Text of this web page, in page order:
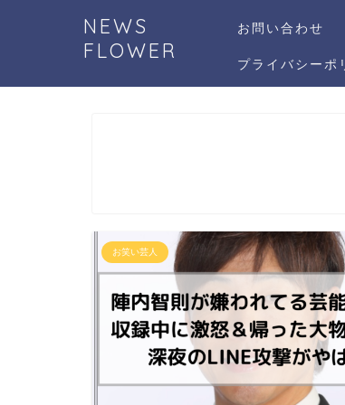
NEWS
FLOWER
お問い合わせ
プライバシーポ
お笑い芸人